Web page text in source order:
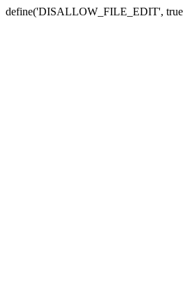
define('DISALLOW_FILE_EDIT',